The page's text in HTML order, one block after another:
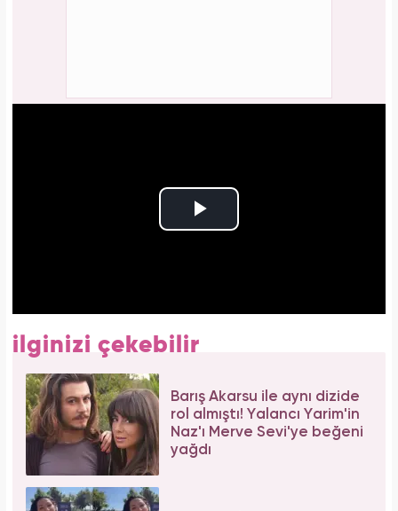
ilginizi çekebilir
Barış Akarsu ile aynı dizide
rol almıştı! Yalancı Yarim'in
Naz'ı Merve Sevi'ye beğeni
yağdı